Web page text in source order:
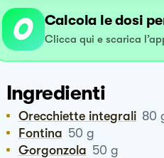
Calcola le dosi
Clicca qui e scarica
Ingredienti
Orecchiette integrali 80
Fontina 50 g
Gorgonzola 50 g